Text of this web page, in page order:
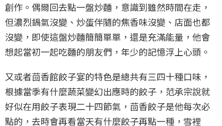
創作。偶爾回去點一盤炒麵，意識到雖然時間在走，
但濃烈鍋氣沒變、炒蛋伴隨的焦香味沒變、店面也都
沒變，即使這盤炒麵簡簡單單，還是充滿能量，他會
想起當初一起吃麵的朋友們，年少的記憶浮上心頭。
又或者茴香館餃子宴的特色是總共有三四十種口味，
根據當季有什麼蔬菜變幻出應時的餃子，范承宗說就
好似在用餃子表現二十四節氣，茴香餃子是他每次必
點的，去時會再看當天有什麼餃子再點一種，雪裡